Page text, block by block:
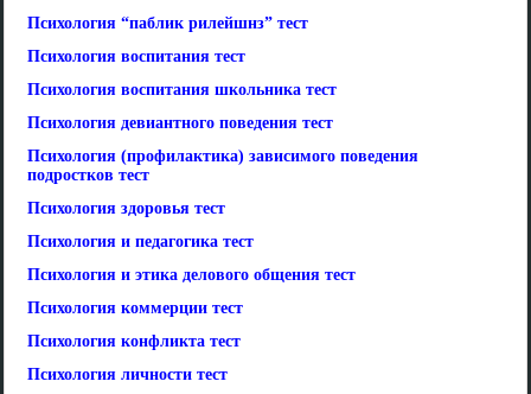
Психология “паблик рилейшнз” тест
Психология воспитания тест
Психология воспитания школьника тест
Психология девиантного поведения тест
Психология (профилактика) зависимого поведения
подростков тест
Психология здоровья тест
Психология и педагогика тест
Психология и этика делового общения тест
Психология коммерции тест
Психология конфликта тест
Психология личности тест